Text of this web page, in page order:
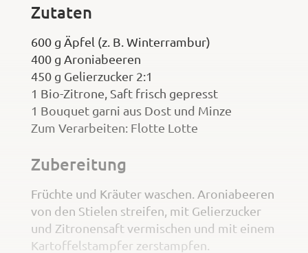
Zutaten
600 g Äpfel (z. B. Winterrambur)
400 g Aroniabeeren
450 g Gelierzucker 2:1
1 Bio-Zitrone, Saft frisch gepresst
1 Bouquet garni aus Dost und Minze
Zum Verarbeiten: Flotte Lotte
Zubereitung
Früchte und Kräuter waschen. Aroniabeeren
von den Stielen streifen, mit Gelierzucker
und Zitronensaft vermischen und mit einem
Kartoffelstampfer zerstampfen.